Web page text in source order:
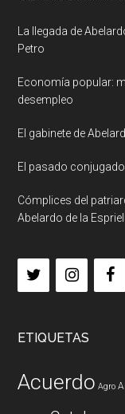
La llegada de
Petro
Economía popular:
desempleo
El gabinete de
El pasado
Cómplices del
Abelardo de la
ETIQUETAS
Acuerdo Agro